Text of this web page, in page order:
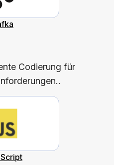
Codierung für